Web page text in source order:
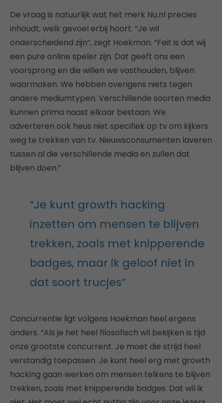
De vraag is natuurlijk wat het merk Nu.nl precies
inhoudt, welk gevoel erbij hoort. “Je wil
onderscheidend zijn”, zegt Hoekman. “Feit is dat wij
een pure online speler zijn. Dat geeft ons een
voorsprong en die willen we vasthouden, blijven
waarmaken. We hebben overigens niets tegen
andere mediumtypen. Verschillende soorten media
kunnen prima naast elkaar bestaan. We
adverteren ook heus niet specifiek op tv om kijkers
weg te trekken van tv. Nieuwsconsumenten laveren
tussen al die verschillende media en zullen dat
blijven doen.”
“Je kunt growth hacking
inzetten om mensen te blijven
trekken, zoals met knipperende
badges, maar ik geloof niet in
dat soort trucjes”
Concurrentie ligt volgens Hoekman heel ergens
anders. “Als je het heel filosofisch wil bekijken is tijd
onze grootste concurrent. Je moet die strijd heel
verstandig toepassen. Je kunt heel erg met growth
hacking gaan werken om mensen telkens te blijven
trekken, zoals met knipperende badges. Dat wil ik